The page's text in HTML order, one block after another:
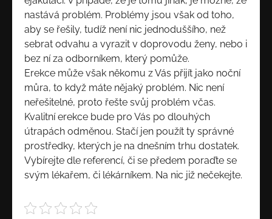
nastává problém. Problémy jsou však od toho,
aby se řešily, tudíž není nic jednoduššího, než
sebrat odvahu a vyrazit v doprovodu ženy, nebo i
bez ní za odborníkem, který pomůže.
Erekce může však někomu z Vás přijít jako noční
můra, to když máte nějaký problém. Nic není
neřešitelné, proto řešte svůj problém včas.
Kvalitníerekce bude pro Vás po dlouhých
útrapách odměnou. Stačí jen použít ty správné
prostředky, kterých je na dnešním trhu dostatek.
Vybírejte dle referencí, či se předem poraďte se
svým lékařem, či lékárníkem. Na nic již nečekejte.